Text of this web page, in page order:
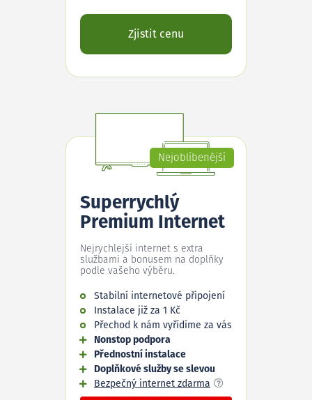
Zjistit cenu
Nejoblíbenější
Superrychlý
Premium Internet
Nejrychlejší internet s extra
službami a bonusem na doplňky
podle vašeho výběru.
Stabilní internetové připojení
Instalace již za 1 Kč
Přechod k nám vyřídíme za vás
Nonstop podpora
Přednostní instalace
Doplňkové služby se slevou
Bezpečný internet zdarma